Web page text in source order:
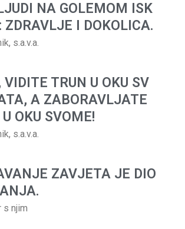
NA GOLEMOM ISK
ZDRAVLJE I DOKOLICA.
s.a.v.a.
VIDITE TRUN U OKU SV
A ZABORAVLJATE
OKU SVOME!
s.a.v.a.
ZAVJETA JE DIO
s njim